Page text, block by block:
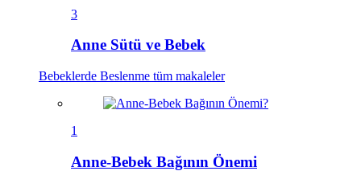
3
Anne Sütü ve Bebek
Bebeklerde Beslenme tüm makaleler
1
Anne-Bebek Bağının Önemi